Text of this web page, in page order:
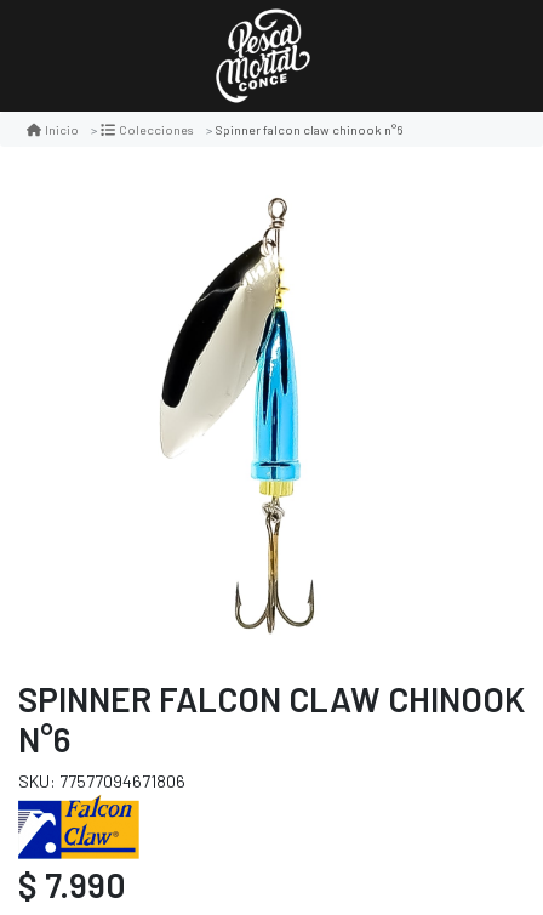
Inicio Colecciones Spinner falcon claw chinook n°6
SPINNER FALCON CLAW CHINOOK
N°6
SKU: 77577094671806
$ 7.990